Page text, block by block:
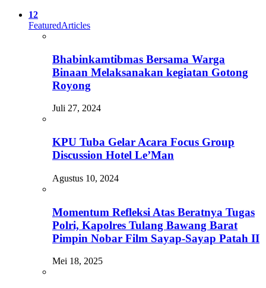
12
FeaturedArticles
Bhabinkamtibmas Bersama Warga
Binaan Melaksanakan kegiatan Gotong
Royong
Juli 27, 2024
KPU Tuba Gelar Acara Focus Group
Discussion Hotel Le’Man
Agustus 10, 2024
Momentum Refleksi Atas Beratnya Tugas
Polri, Kapolres Tulang Bawang Barat
Pimpin Nobar Film Sayap-Sayap Patah II
Mei 18, 2025